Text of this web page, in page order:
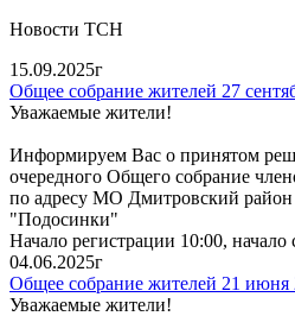
Новости ТСН
15.09.2025г
Общее собрание жителей 27
Уважаемые жители!
Информируем Вас о принятом
очередного Общего собрание
по адресу МО Дмитровский
"Подосинки"
Начало регистрации 10:00, начало
04.06.2025г
Общее собрание жителей 21 июня
Уважаемые жители!